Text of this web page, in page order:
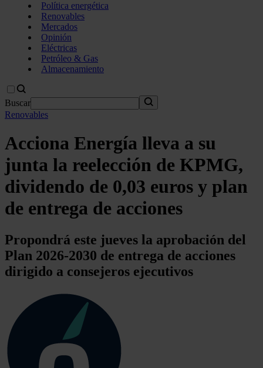
Política energética
Renovables
Mercados
Opinión
Eléctricas
Petróleo & Gas
Almacenamiento
Buscar
Renovables
Acciona Energía lleva a su
junta la reelección de KPMG,
dividendo de 0,03 euros y plan
de entrega de acciones
Propondrá este jueves la aprobación del
Plan 2026-2030 de entrega de acciones
dirigido a consejeros ejecutivos